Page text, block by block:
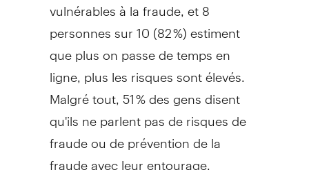
personnes sur 10 (82 %) estiment
que plus on passe de temps en
ligne, plus les risques sont élevés.
Malgré tout, 51 % des gens disent
qu'ils ne parlent pas de risques de
fraude ou de prévention de la
fraude avec leur entourage,